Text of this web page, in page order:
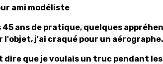
ami modéliste
45 ans de pratique, quelques
l'objet, j'ai craqué pour un aérographe.
dire que je voulais un truc pendant